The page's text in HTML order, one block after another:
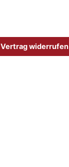
Vertrag widerrufen